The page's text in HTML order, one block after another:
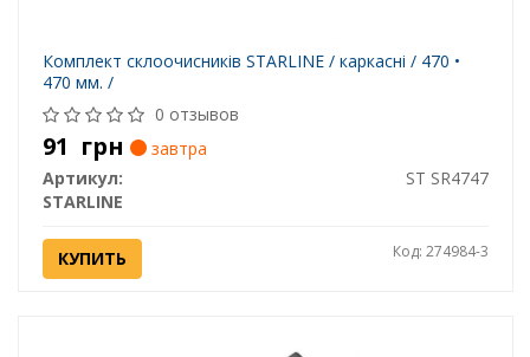
Комплект склоочисників STARLINE / каркасні / 470 •
470 мм. /
0 отзывов
91 грн
завтра
Артикул:
ST SR4747
STARLINE
КУПИТЬ Код: 274984-3